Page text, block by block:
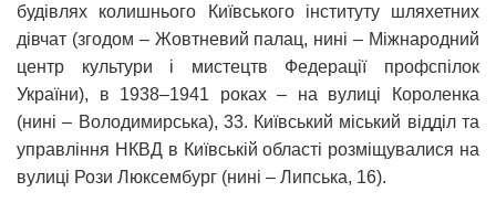
будівлях колишнього Київського інституту шляхетних
дівчат (згодом – Жовтневий палац, нині – Міжнародний
центр культури і мистецтв Федерації профспілок
України), в 1938–1941 роках – на вулиці Короленка
(нині – Володимирська), 33. Київський міський відділ та
управління НКВД в Київській області розміщувалися на
вулиці Рози Люксембург (нині – Липська, 16).